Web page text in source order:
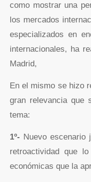
como mostrar una
los mercados
especializados en
internacionales, ha
Madrid,
En el mismo se hizo
gran relevancia que
tema:
1º- Nuevo
retroactividad que
económicas que la